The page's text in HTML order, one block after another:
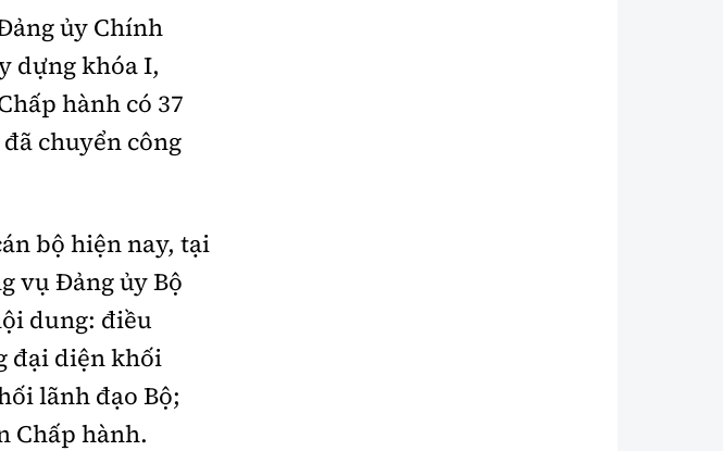
ủy Chính
dựng khóa I,
hành có 37
chuyển công
bộ hiện nay, tại
vụ Đảng ủy Bộ
dung: điều
đại diện khối
lãnh đạo Bộ;
Chấp hành.